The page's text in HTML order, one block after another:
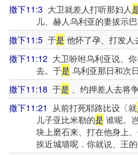
撒下11:3 大卫就差人打听那妇人
儿、赫人乌利亚的妻拔示巴
撒下11:5 于是 他怀了孕、打发人
撒下11:12 大卫吩咐乌利亚说、
去。于是 乌利亚那日和次
撒下11:18 于是 、约押差人去将
撒下11:21 从前打死耶路比设〔就
儿子亚比米勒的是 谁呢。
块上磨石来、打在他身上
挨近城墙呢．你就说、王